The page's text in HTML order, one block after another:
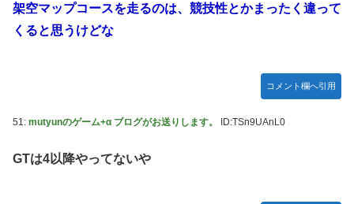
架空マップコースを走るのは、競技性とかまったく違って
くると思うけどな
コメント欄へ引用
51: mutyunのゲーム+α ブログがお送りします。 ID:TSn9UAnL0
GTは4以降やってないや